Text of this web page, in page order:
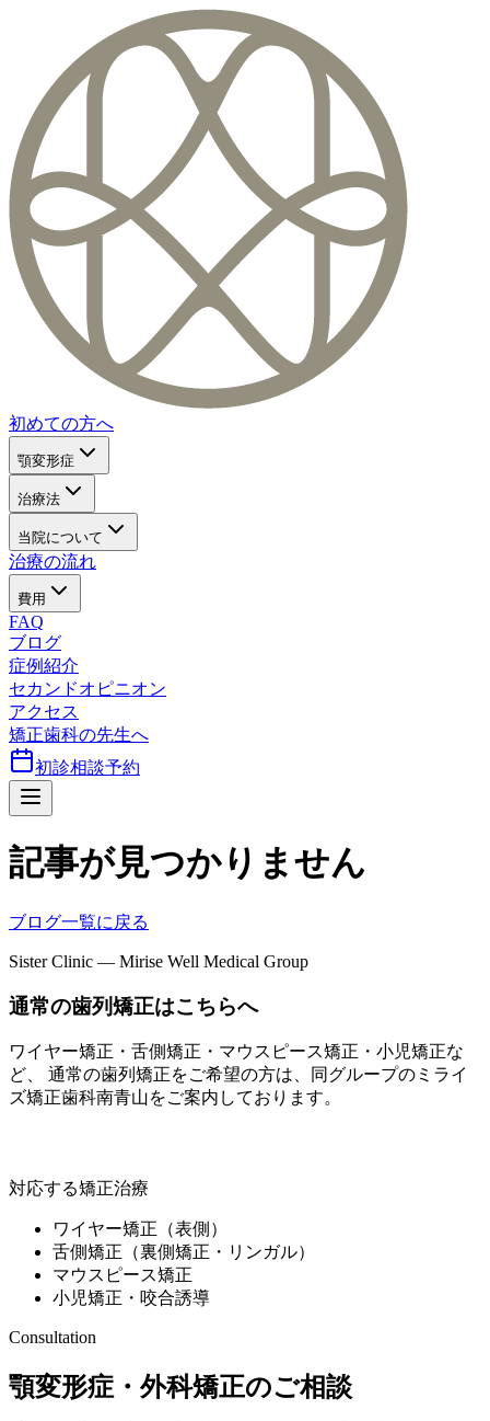
初めての方へ
顎変形症
治療法
当院について
治療の流れ
費用
FAQ
ブログ
症例紹介
セカンドオピニオン
アクセス
矯正歯科の先生へ
初診相談予約
記事が見つかりません
ブログ一覧に戻る
Sister Clinic — Mirise Well Medical Group
通常の歯列矯正はこちらへ
ワイヤー矯正・舌側矯正・マウスピース矯正・小児矯正な
ど、 通常の歯列矯正をご希望の方は、同グループの ミライ
ズ矯正歯科南青山をご案内しております。
対応する矯正治療
ワイヤー矯正（表側）
舌側矯正（裏側矯正・リンガル）
マウスピース矯正
小児矯正・咬合誘導
Consultation
顎変形症・外科矯正のご相談